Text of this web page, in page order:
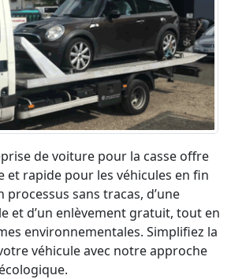
de voiture pour la casse offre
et rapide pour les véhicules en fin
processus sans tracas, d’une
et d’un enlèvement gratuit, tout en
environnementales. Simplifiez la
véhicule avec notre approche